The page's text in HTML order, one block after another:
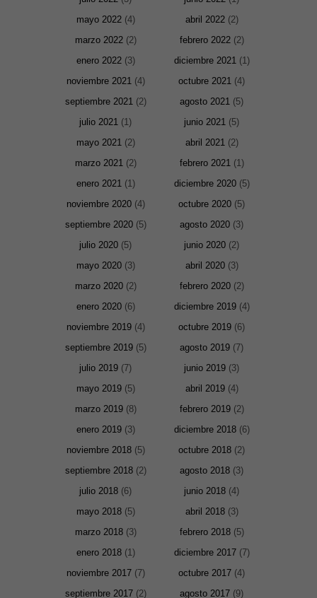
mayo 2022(4) abril 2022(2)
marzo 2022(2) febrero 2022(2)
enero 2022(3) diciembre 2021(1)
noviembre 2021(4) octubre 2021 (4)
septiembre 2021(2) agosto 2021 (5)
julio 2021 (1) junio 2021 (5)
mayo 2021(2) abril 2021(2)
marzo 2021(2) febrero 2021(1)
enero 2021(1) diciembre 2020(5)
noviembre 2020(4) octubre 2020 (5)
septiembre 2020(5) agosto 2020 (3)
julio 2020 (5) junio 2020 (2)
mayo 2020(3) abril 2020(3)
marzo 2020(2) febrero 2020(2)
enero 2020(6) diciembre 2019(4)
noviembre 2019(4) octubre 2019 (6)
septiembre 2019(5) agosto 2019 (7)
julio 2019 (7) junio 2019 (3)
mayo 2019(5) abril 2019(4)
marzo 2019(8) febrero 2019(2)
enero 2019(3) diciembre 2018(6)
noviembre 2018(5) octubre 2018 (2)
septiembre 2018(2) agosto 2018 (3)
julio 2018 (6) junio 2018 (4)
mayo 2018(5) abril 2018(3)
marzo 2018(3) febrero 2018(5)
enero 2018(1) diciembre 2017(7)
noviembre 2017(7) octubre 2017 (4)
septiembre 2017(2) agosto 2017 (9)
Necesarias
y
Estadísticas
Estas
son
Son